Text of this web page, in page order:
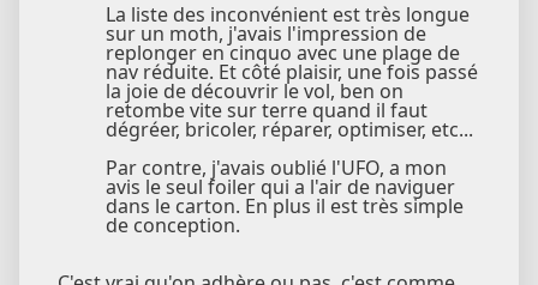
La liste des inconvénient est très longue
sur un moth, j'avais l'impression de
replonger en cinquo avec une plage de
nav réduite. Et côté plaisir, une fois passé
la joie de découvrir le vol, ben on
retombe vite sur terre quand il faut
dégréer, bricoler, réparer, optimiser, etc...
Par contre, j'avais oublié l'UFO, a mon
avis le seul foiler qui a l'air de naviguer
dans le carton. En plus il est très simple
de conception.